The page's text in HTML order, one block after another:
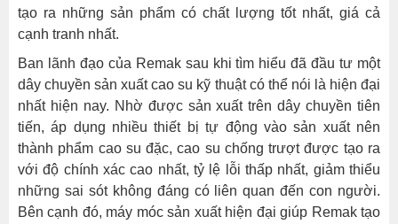
tạo ra những sản phẩm có chất lượng tốt nhất, giá cả
cạnh tranh nhất.
Ban lãnh đạo của Remak sau khi tìm hiểu đã đầu tư một
dây chuyền sản xuất cao su kỹ thuật có thể nói là hiện đại
nhất hiện nay. Nhờ được sản xuất trên dây chuyền tiên
tiến, áp dụng nhiều thiết bị tự động vào sản xuất nên
thành phẩm cao su đặc, cao su chống trượt được tạo ra
với độ chính xác cao nhất, tỷ lệ lỗi thấp nhất, giảm thiểu
những sai sót không đáng có liên quan đến con người.
Bên cạnh đó, máy móc sản xuất hiện đại giúp Remak tạo